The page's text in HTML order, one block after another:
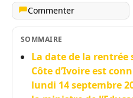
Commenter
SOMMAIRE
La date de la rentrée
Côte d’Ivoire est
lundi 14 septembre